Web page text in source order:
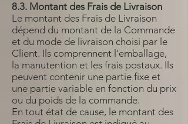
8.3. Montant des Frais de Livraison
Le montant des Frais de Livraison
dépend du montant de la Commande
et du mode de livraison choisi par le
Client. Ils comprennent l'emballage,
la manutention et les frais postaux. Ils
peuvent contenir une partie fixe et
une partie variable en fonction du prix
ou du poids de la commande.
En tout état de cause, le montant des